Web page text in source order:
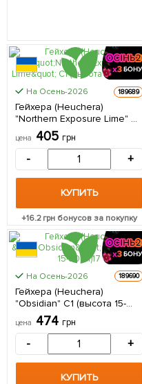
КРУПНОМЕР
На Осень-2026 189689
Гейхера (Heuchera)
"Northern Exposure Lime" С1
(высота 15-30см) 1 саженец
в упаковке
цена 405 грн
- +
КУПИТЬ
+16.2грн бонусов за покупку
КРУПНОМЕР
На Осень-2026 189690
Гейхера (Heuchera)
"Obsidian" С1 (высота 15-
30см) 1 саженец в
упаковке
цена 474 грн
- +
КУПИТЬ